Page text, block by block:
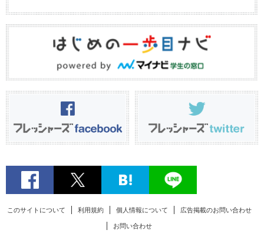
このサイトについて 利用規約 個人情報について 広告掲載のお問い合わせ
お問い合わせ